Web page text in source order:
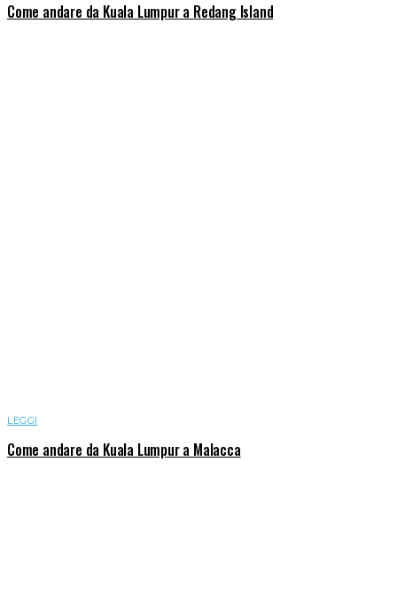
Come andare da Kuala Lumpur a Redang Island
LEGGI
Come andare da Kuala Lumpur a Malacca